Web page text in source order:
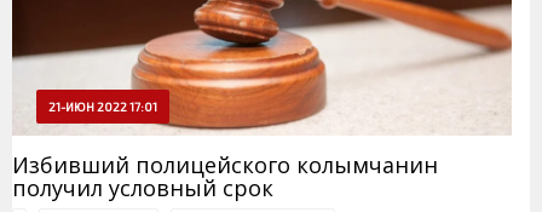
21-ИЮН 2022 17:01
Избивший полицейского колымчанин
получил условный срок